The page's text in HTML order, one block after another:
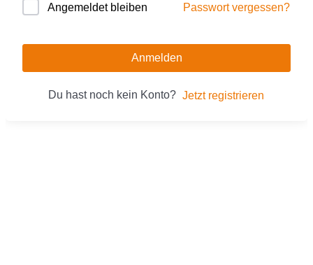
Angemeldet bleiben Passwort vergessen?
Anmelden
Du hast noch kein Konto? Jetzt registrieren